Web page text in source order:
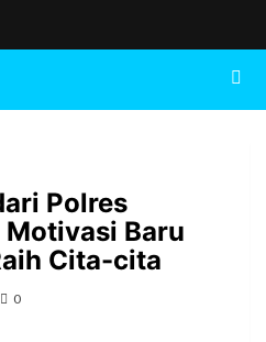
Polres
Baru
Cita-cita
0